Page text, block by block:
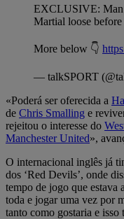
EXCLUSIVE: Man
Martial loose
More below 👇
— talkSPORT
«Poderá ser oferecida a
de Chris Smalling e
rejeitou o interesse do
Manchester United»,
O internacional inglês já
dos ‘Red Devils’, onde
tempo de jogo que estava
toda e jogar uma vez por
tanto como gostaria e isso